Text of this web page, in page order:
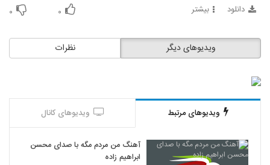
دانلود بیشتر ۰ ۰
نظرات ویدیوهای دیگر
ویدیوهای مرتبط ویدیوهای کانال
آهنگ من مردم مگه با صدای محسن
ابراهیم زاده